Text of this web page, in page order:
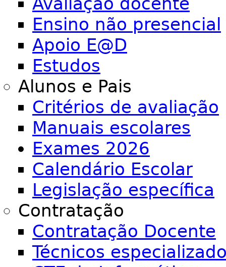
Ensino não presencial
Apoio E@D
Estudos
Alunos e Pais
Critérios de avaliação
Manuais escolares
Exames 2026
Calendário Escolar
Legislação específica
Contratação
Contratação Docente
Técnicos